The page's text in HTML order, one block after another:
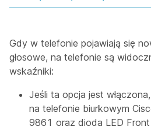
Gdy w telefonie pojawiają się
głosowe, na telefonie są
wskaźniki:
Jeśli ta opcja jest
na telefonie biurkowym
9861 oraz dioda LED